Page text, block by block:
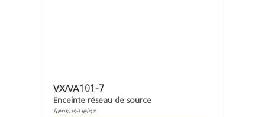
VX/VA101-7
Enceinte réseau de source
Renkus-Heinz